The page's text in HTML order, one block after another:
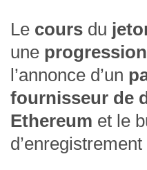
Le cours du
une
l’annonce d’un
fournisseur de
Ethereum et le